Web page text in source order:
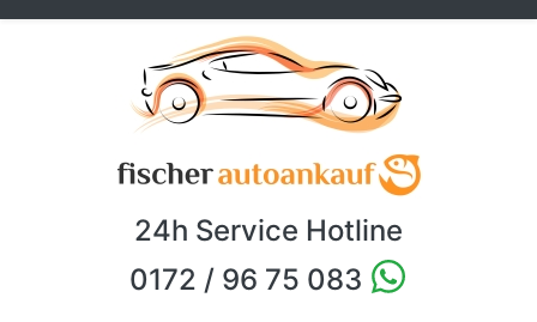
24h Service Hotline
0172 / 96 75 083